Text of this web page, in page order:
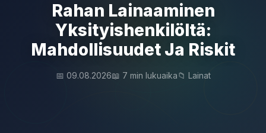
Rahan Lainaaminen
Yksityishenkilöltä:
Mahdollisuudet Ja Riskit
📅 09.08.2026📖 7 min lukuaika📁 Lainat